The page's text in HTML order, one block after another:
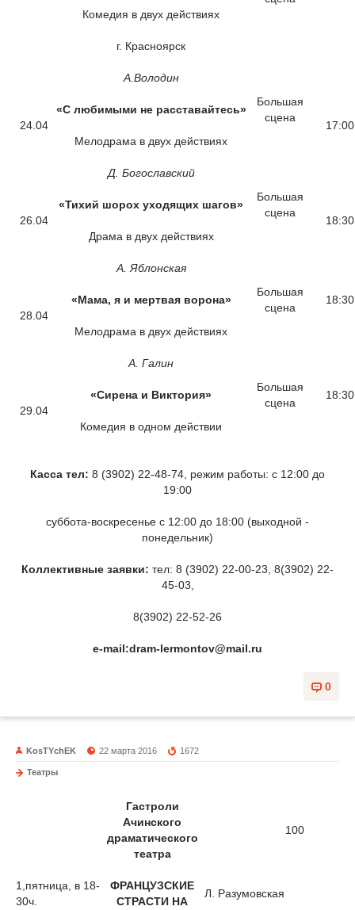
Комедия в двух действиях
г. Красноярск
24.04
А.Володин
«С любимыми не расставайтесь»
Мелодрама в двух действиях
Большая
сцена
17:00
26.04
Д. Богославский
«Тихий шорох уходящих шагов»
Драма в двух действиях
Большая
сцена
18:30
28.04
А. Яблонская
«Мама, я и мертвая ворона»
Мелодрама в двух действиях
Большая
сцена
18:30
29.04
А. Галин
«Сирена и Виктория»
Комедия в одном действии
Большая
сцена
18:30
Касса тел: 8 (3902) 22-48-74, режим работы: с 12:00 до
19:00
суббота-воскресенье с 12:00 до 18:00 (выходной -
понедельник)
Коллективные заявки: тел: 8 (3902) 22-00-23, 8(3902) 22-
45-03,
8(3902) 22-52-26
e-mail:dram-lermontov@mail.ru
0
KosTYchEK 22 марта 2016 1672
Театры
1,пятница, в 18-
30ч.
Гастроли
Ачинского
драматического
театра
ФРАНЦУЗСКИЕ
СТРАСТИ НА
Л. Разумовская
100